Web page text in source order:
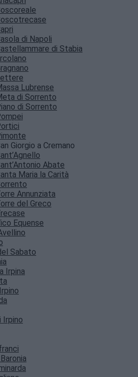
di Napoli
di Stabia
Lubrense
di Sorrento
di Sorrento
Giorgio a Cremano
Abate
Maria la Carità
Annunziata
del Greco
Equense
Sabato
Irpina
Irpino